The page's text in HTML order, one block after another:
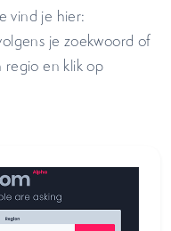
vind je hier:
je zoekwoord of
regio en klik op